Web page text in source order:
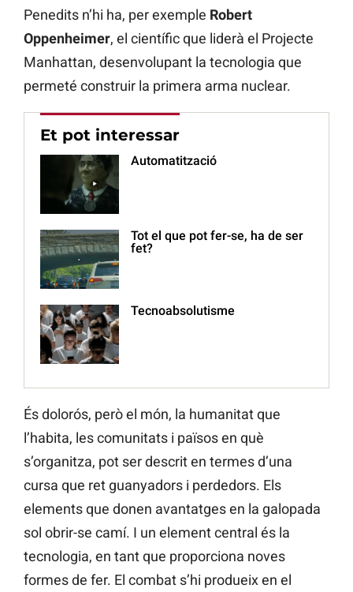
Penedits n’hi ha, per exemple Robert
Oppenheimer, el científic que liderà el Projecte
Manhattan, desenvolupant la tecnologia que
permeté construir la primera arma nuclear.
Et pot interessar
Automatització
Tot el que pot fer-se, ha de ser
fet?
Tecnoabsolutisme
És dolorós, però el món, la humanitat que
l’habita, les comunitats i països en què
s’organitza, pot ser descrit en termes d’una
cursa que ret guanyadors i perdedors. Els
elements que donen avantatges en la galopada
sol obrir-se camí. I un element central és la
tecnologia, en tant que proporciona noves
formes de fer. El combat s’hi produeix en el